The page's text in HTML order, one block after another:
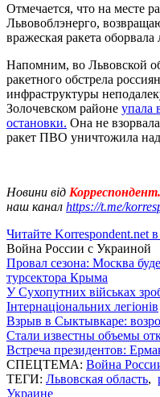
Отмечается, что на месте
Львовоблэнерго,
вражеская ракета
Напомним, во Львовской
ракетного обстрела
инфраструктуры
Золочевском районе упала
остановки. Она не
ракет ПВО уничтожила
Новини від
наш канал https://t.me/
Читайте Korrespondent.net
Война России с Украиной
Провал сезона: Москва
турсектора Крыма
У Сухопутних військах
Інтернаціональних легіонів
Взрыв в Сыктывкаре:
Стали известны объемы
Встреча президентов:
СПЕЦТЕМА: Война
ТЕГИ: Львовская область,
Украине